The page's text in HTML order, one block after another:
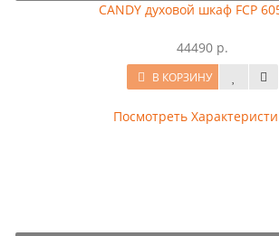
CANDY духовой шкаф FСP
44490 р.
В КОРЗИНУ
Посмотреть